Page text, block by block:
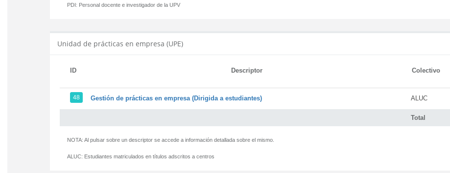
PDI: Personal docente e investigador de la UPV
Unidad de prácticas en empresa (UPE)
ID Descriptor Colectivo
Total
48 Gestión de prácticas en empresa (Dirigida a estudiantes) ALUC
NOTA: Al pulsar sobre un descriptor se accede a información detallada sobre el mismo.
ALUC: Estudiantes matriculados en títulos adscritos a centros